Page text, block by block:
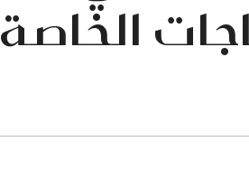
الخاصة